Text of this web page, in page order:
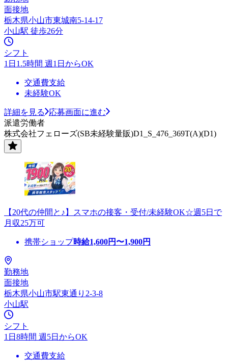
面接地
栃木県小山市東城南5-14-17
小山駅 徒歩26分
シフト
1日1.5時間 週1日からOK
交通費支給
未経験OK
詳細を見る
応募画面に進む
派遣労働者
株式会社フェローズ(SB未経験量販)D1_S_476_369T(A)(D1)
【20代の仲間と♪】スマホの接客・受付/未経験OK☆週5日で
月収25万可
携帯ショップ時給1,600円〜1,900円
勤務地
面接地
栃木県小山市駅東通り2-3-8
小山駅
シフト
1日8時間 週5日からOK
交通費支給